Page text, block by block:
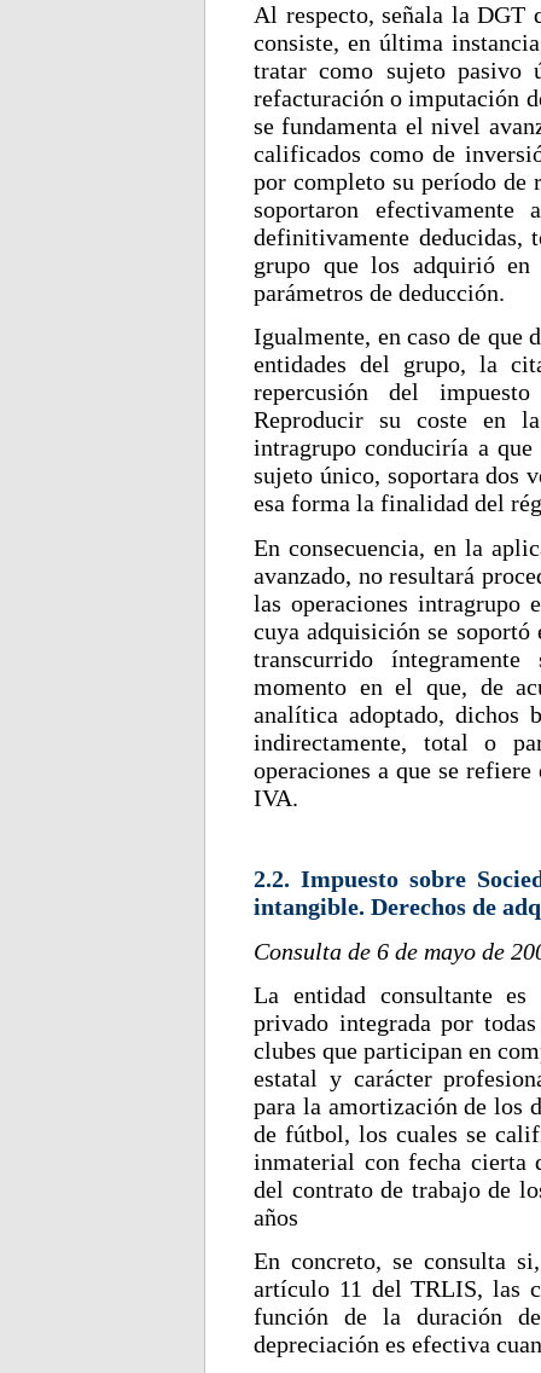
Al respecto, señala la DGT
consiste, en última
tratar como sujeto pasivo
refacturación o imputación
se fundamenta el nivel
calificados como de
por completo su período de
soportaron
definitivamente deducidas,
grupo que los adquirió
parámetros de deducción.
Igualmente, en caso de que
entidades del grupo, la
repercusión del
Reproducir su coste en
intragrupo conduciría a
sujeto único, soportara dos
esa forma la finalidad del
En consecuencia, en la
avanzado, no resultará
las operaciones intragrupo
cuya adquisición se soportó
transcurrido
momento en el que, de
analítica adoptado, dichos
indirectamente, total o
operaciones a que se
IVA.
2.2. Impuesto sobre
intangible. Derechos de
Consulta de 6 de mayo de
La entidad consultante es
privado integrada por
clubes que participan en
estatal y carácter
para la amortización de los
de fútbol, los cuales se
inmaterial con fecha cierta
del contrato de trabajo de
años
En concreto, se consulta
artículo 11 del TRLIS, las
función de la duración
depreciación es efectiva